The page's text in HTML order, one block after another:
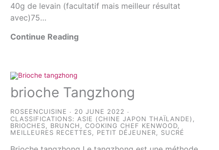
40g de levain (facultatif mais meilleur résultat
avec)75…
Continue Reading
brioche Tangzhong
ROSEENCUISINE
20 JUNE 2022
CLASSIFICATIONS: ASIE (CHINE JAPON THAÏLANDE)
BRIOCHES
BRUNCH ,COOKING CHEF KENWOOD
MEILLEURES RECETTES
PETIT DÉJEUNER SUCRÉ